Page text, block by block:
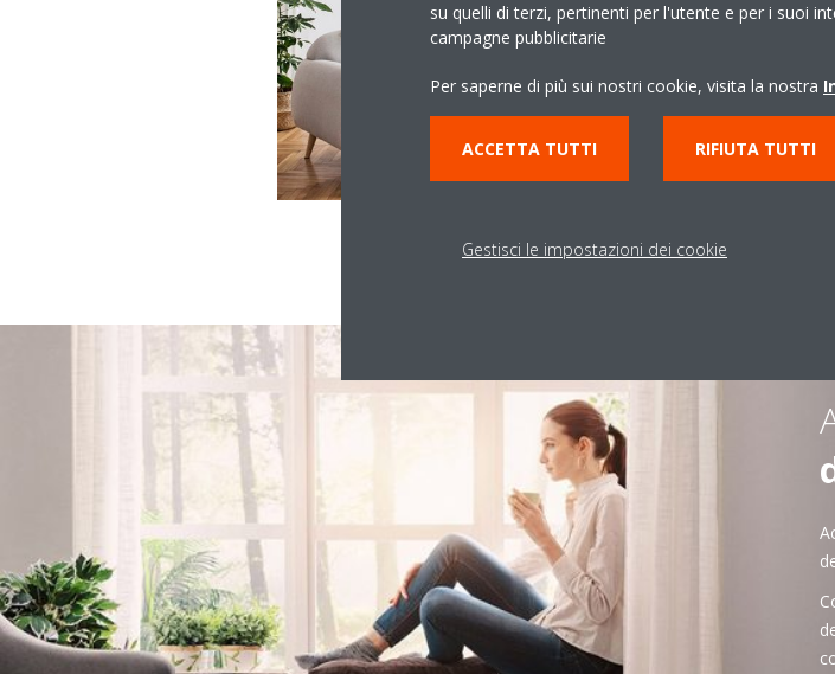
su quelli di terzi, pertinenti per l'utente e per i suoi
campagne pubblicitarie
Per saperne di più sui nostri cookie, visita la nostra
ACCETTA TUTTI RIFIUTA TUTTI
Gestisci le impostazioni dei cookie